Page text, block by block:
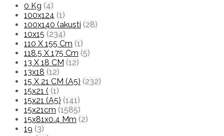
0 Kg (4)
100x124 (1)
100x140 (akusti (28)
10x15 (234)
110 X 155 Cm (1)
118.5 X 175 Cm (5)
13 X 18 CM (12)
13x18 (12)
15 X 21 CM (A5) (232)
15x21 ( (1)
15x21 (A5) (141)
15x21cm (1585)
15x81x0.4 Mm (2)
19 (3)